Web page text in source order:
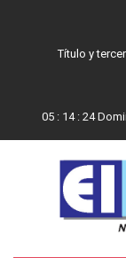
Título y
05: 14: 25